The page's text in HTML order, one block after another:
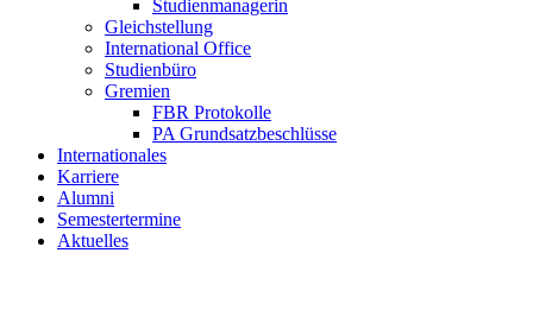
Studienmanagerin
Gleichstellung
International Office
Studienbüro
Gremien
FBR Protokolle
PA Grundsatzbeschlüsse
Internationales
Karriere
Alumni
Semestertermine
Aktuelles